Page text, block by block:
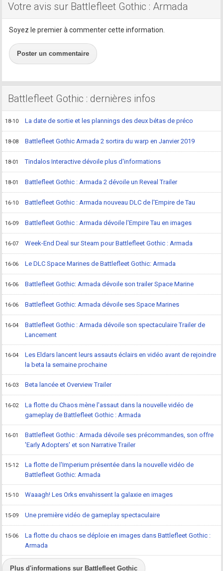
Votre avis sur Battlefleet Gothic : Armada
Soyez le premier à commenter cette information.
Poster un commentaire
Battlefleet Gothic : dernières infos
18-10 La date de sortie et les plannings des deux bétas de préco
18-08 Battlefleet Gothic Armada 2 sortira du warp en Janvier 2019
18-01 Tindalos Interactive dévoile plus d'informations
18-01 Battlefleet Gothic : Armada 2 dévoile un Reveal Trailer
16-10 Battlefleet Gothic : Armada nouveau DLC de l'Empire de Tau
16-09 Battlefleet Gothic : Armada dévoile l'Empire Tau en images
16-07 Week-End Deal sur Steam pour Battlefleet Gothic : Armada
16-06 Le DLC Space Marines de Battlefleet Gothic: Armada
16-06 Battlefleet Gothic: Armada dévoile son trailer Space Marine
16-06 Battlefleet Gothic: Armada dévoile ses Space Marines
16-04
Battlefleet Gothic : Armada dévoile son spectaculaire Trailer de
Lancement
16-04
Les Eldars lancent leurs assauts éclairs en vidéo avant de rejoindre
la beta la semaine prochaine
16-03 Beta lancée et Overview Trailer
16-02
La flotte du Chaos mène l'assaut dans la nouvelle vidéo de
gameplay de Battlefleet Gothic : Armada
16-01
Battlefleet Gothic : Armada dévoile ses précommandes, son offre
'Early Adopters' et son Narrative Trailer
15-12
La flotte de l'Imperium présentée dans la nouvelle vidéo de
Battlefleet Gothic: Armada
15-10 Waaagh! Les Orks envahissent la galaxie en images
15-09 Une première vidéo de gameplay spectaculaire
15-06
La flotte du chaos se déploie en images dans Battlefleet Gothic :
Armada
Plus d'informations sur Battlefleet Gothic